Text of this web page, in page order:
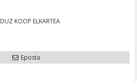
KOOP ELKARTEA
Eposta